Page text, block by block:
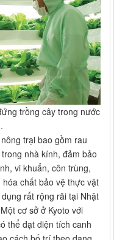
trồng cây trong nước
trại bao gồm rau
nhà kính, đảm bảo
vi khuẩn, côn trùng,
chất bảo vệ thực vật
rất rộng rãi tại Nhật
cơ sở ở Kyoto với
thể đạt diện tích canh